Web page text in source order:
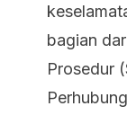
bagian
Prosedur